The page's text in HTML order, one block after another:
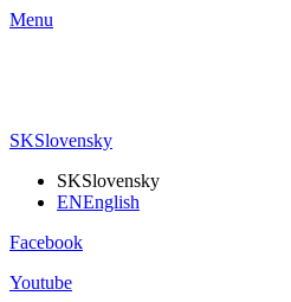
Menu
SKSlovensky
SKSlovensky
ENEnglish
Facebook
Youtube